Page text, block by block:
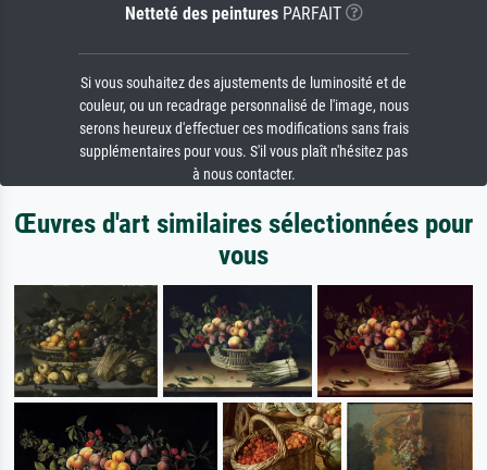
Netteté des peinturesPARFAIT
Si vous souhaitez des ajustements de luminosité et de
couleur, ou un recadrage personnalisé de l'image, nous
serons heureux d'effectuer ces modifications sans frais
supplémentaires pour vous. S'il vous plaît n'hésitez pas
à nous contacter.
Œuvres d'art similaires sélectionnées pour
vous